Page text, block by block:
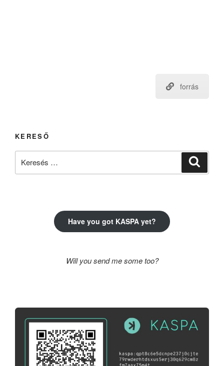
forrás
KERESŐ
Have you got KASPA yet?
Will you send me some too?